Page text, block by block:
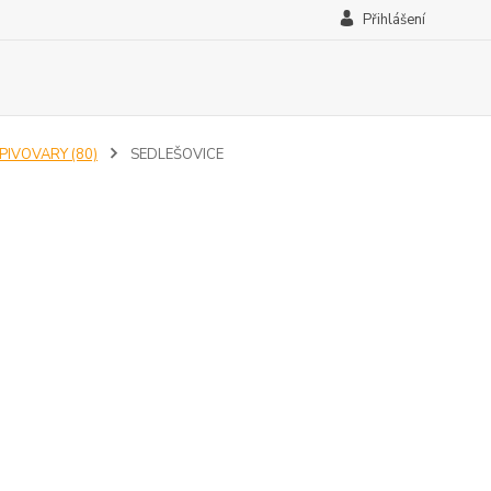
Přihlášení
(80) SEDLEŠOVICE